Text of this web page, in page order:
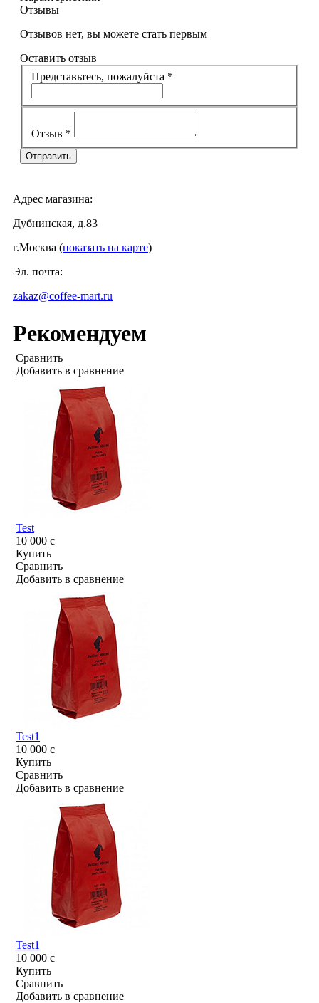
Отзывы
Отзывов нет, вы можете стать первым
Оставить отзыв
Представьтесь, пожалуйста *
Отзыв *
Адрес магазина:
Дубнинская, д.83
г.Москва (показать на карте)
Эл. почта:
zakaz@coffee-mart.ru
Рекомендуем
Сравнить
Добавить в сравнение
Test
10 000c
Купить
Сравнить
Добавить в сравнение
Test1
10 000c
Купить
Сравнить
Добавить в сравнение
Test1
10 000c
Купить
Сравнить
Добавить в сравнение